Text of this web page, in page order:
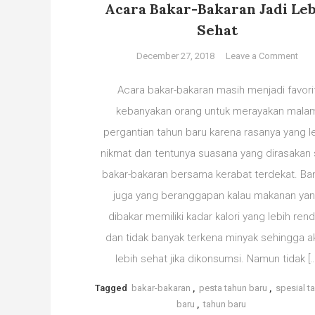
Acara Bakar-Bakaran Jadi
Sehat
December 27, 2018 Leave a Commenton
Tips
Jadi
Sehat
Acara bakar-bakaran masih menjadi
kebanyakan orang untuk merayakan
pergantian tahun baru karena rasanya yang
nikmat dan tentunya suasana yang dirasakan
bakar-bakaran bersama kerabat terdekat.
juga yang beranggapan kalau makanan
dibakar memiliki kadar kalori yang lebih
dan tidak banyak terkena minyak sehingga
lebih sehat jika dikonsumsi. Namun tidak […]
Tagged bakar-bakaran pesta tahun baru
spesial
baru
tahun baru